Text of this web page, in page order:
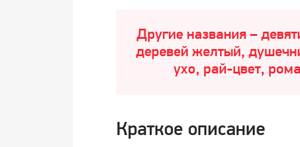
Другие названия –
деревей желтый,
ухо, рай-цвет,
Краткое описание